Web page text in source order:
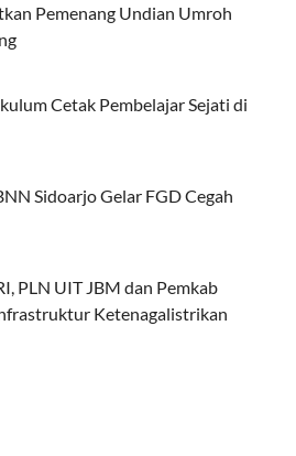
Pemenang Undian Umroh
Cetak Pembelajar Sejati di
Sidoarjo Gelar FGD Cegah
PLN UIT JBM dan Pemkab
Ketenagalistrikan